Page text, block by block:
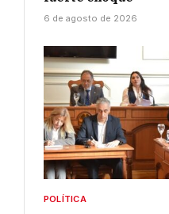
6 de agosto de 2026
POLÍTICA